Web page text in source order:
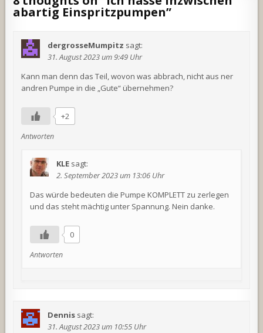
abartig Einspritzpumpen”
dergrosseMumpitz sagt:
31. August 2023 um 9:49 Uhr
Kann man denn das Teil, wovon was abbrach, nicht aus ner
andren Pumpe in die „Gute“ übernehmen?
+2
Antworten
KLE sagt:
2. September 2023 um 13:06 Uhr
Das würde bedeuten die Pumpe KOMPLETT zu zerlegen
und das steht mächtig unter Spannung. Nein danke.
0
Antworten
Dennis sagt:
31. August 2023 um 10:55 Uhr